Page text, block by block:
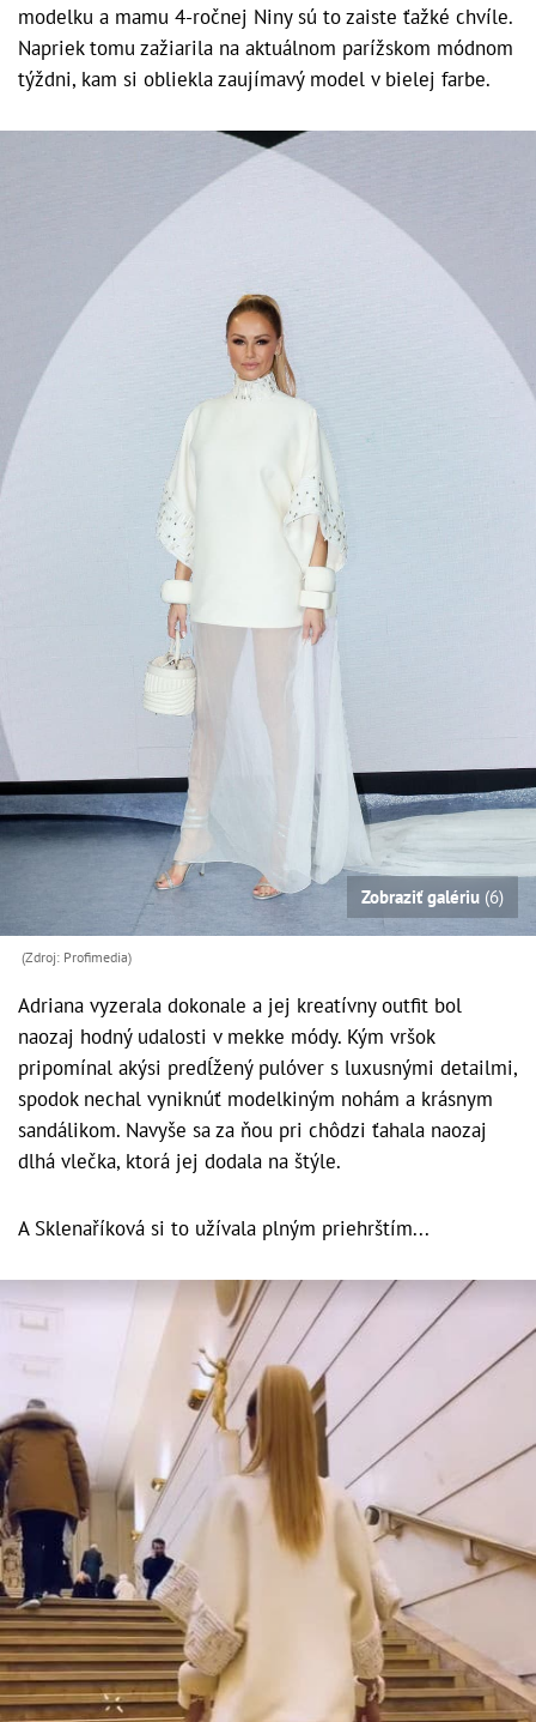
modelku a mamu 4-ročnej Niny sú to zaiste ťažké chvíle.
Napriek tomu zažiarila na aktuálnom parížskom módnom
týždni, kam si obliekla zaujímavý model v bielej farbe.
Zobraziť galériu (6)
(Zdroj: Profimedia)
Adriana vyzerala dokonale a jej kreatívny outfit bol
naozaj hodný udalosti v mekke módy. Kým vršok
pripomínal akýsi predĺžený pulóver s luxusnými detailmi,
spodok nechal vyniknúť modelkiným nohám a krásnym
sandálikom. Navyše sa za ňou pri chôdzi ťahala naozaj
dlhá vlečka, ktorá jej dodala na štýle.
A Sklenaříková si to užívala plným priehrštím...